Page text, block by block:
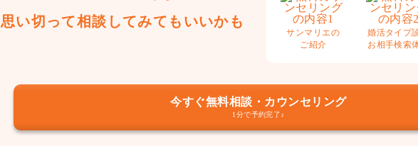
思い切って相談してみてもいいかも
サンマリエの
ご紹介
婚活タイプ
お相手検索
今すぐ無料相談・カウンセリング
1分で予約完了♪